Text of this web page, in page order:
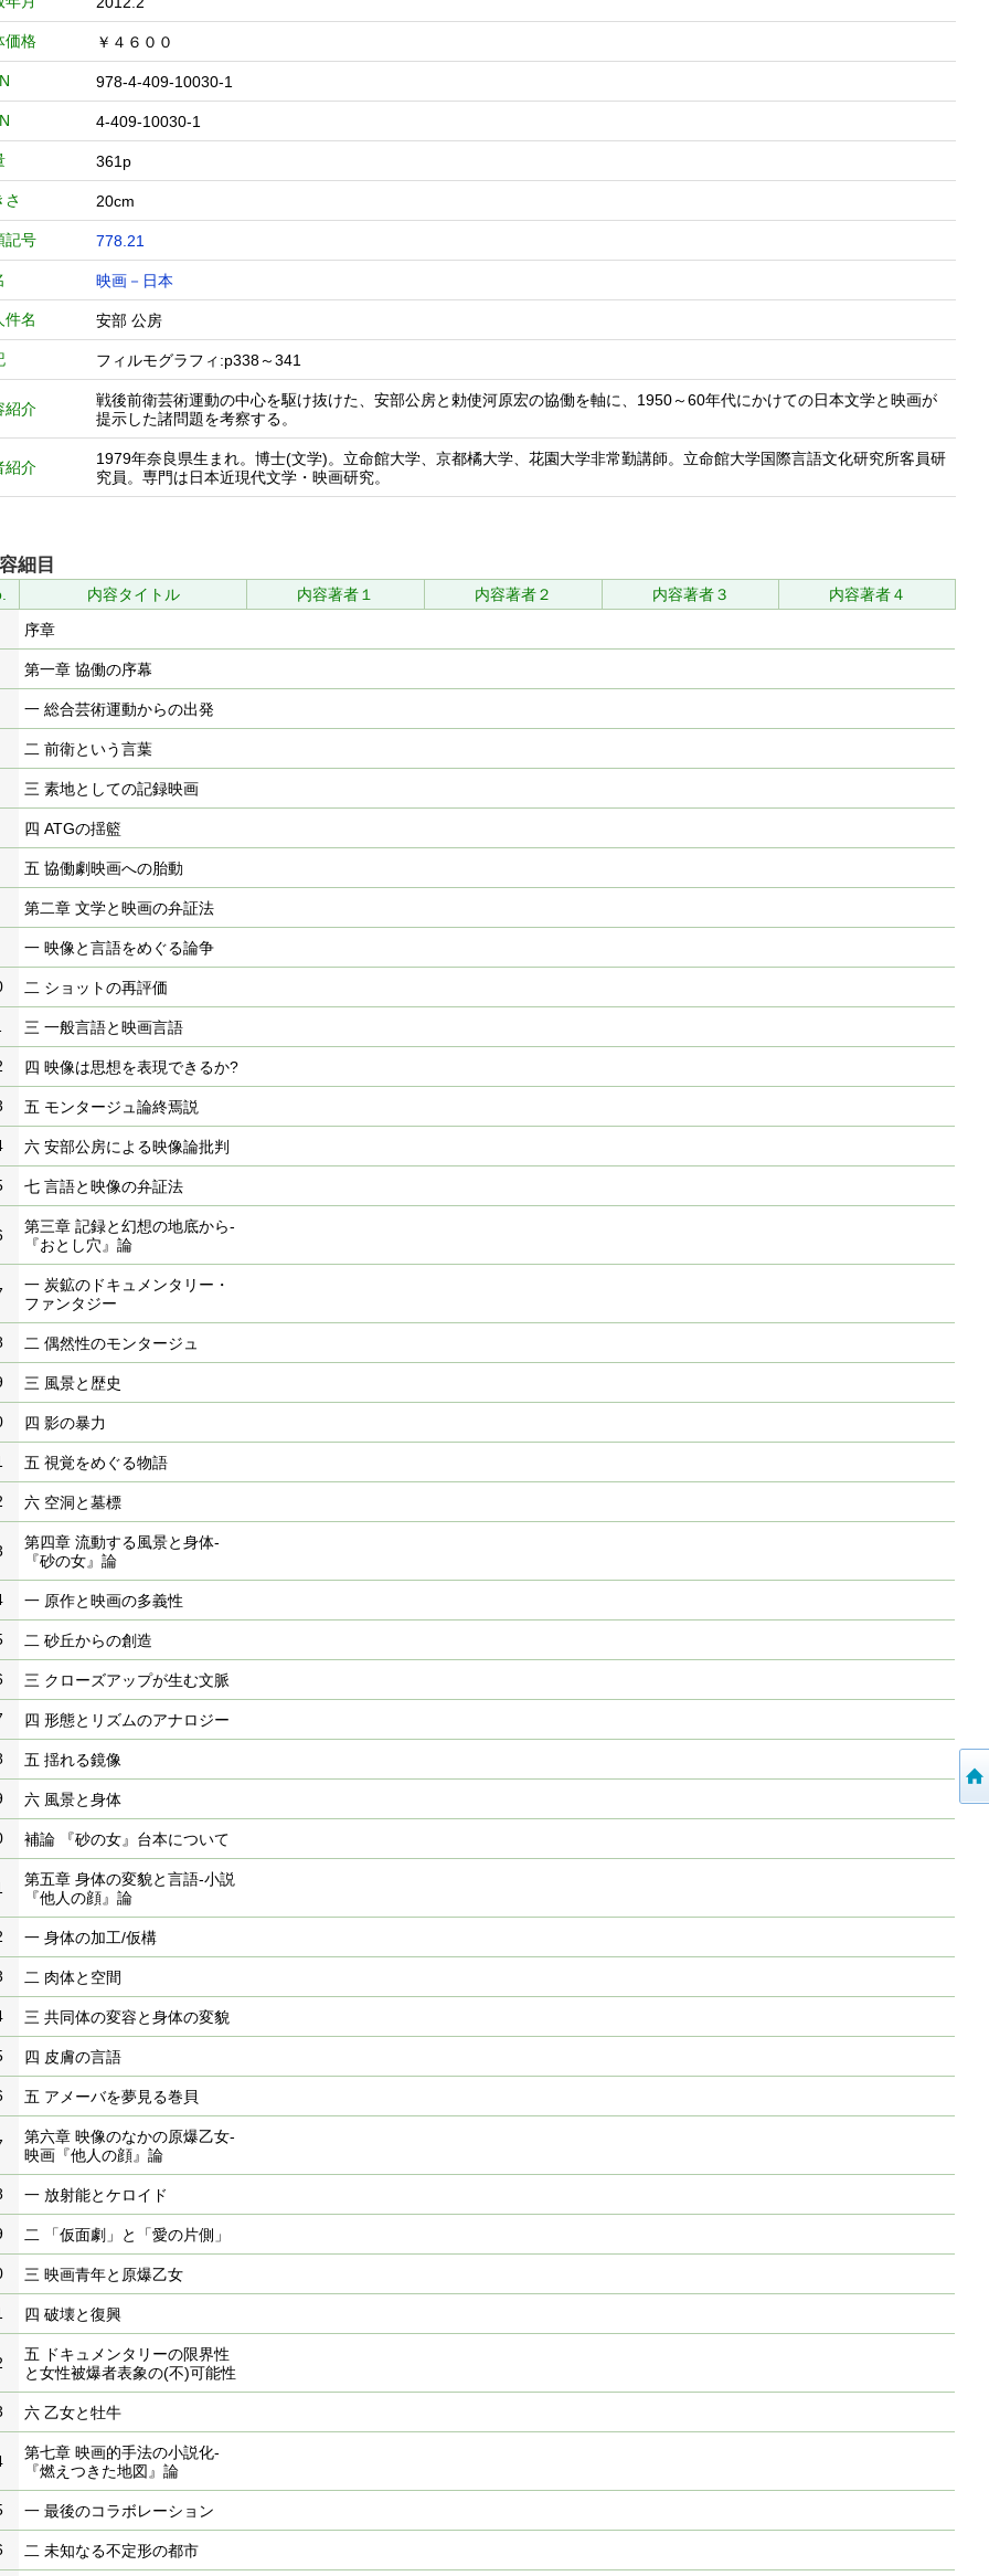
価格 ￥４６００
978-4-409-10030-1
4-409-10030-1
361p
さ 20cm
記号 778.21
映画－日本
件名 安部 公房
フィルモグラフィ:p338～341
紹介
戦後前衛芸術運動の中心を駆け抜けた、安部公房と勅使河原宏の協働を軸に、1950～60年代にかけての日本文学と映画が
提示した諸問題を考察する。
紹介
1979年奈良県生まれ。博士(文学)。立命館大学、京都橘大学、花園大学非常勤講師。立命館大学国際言語文化研究所客員研
究員。専門は日本近現代文学・映画研究。
細目
内容タイトル 内容著者１ 内容著者２ 内容著者３
内容著者４
序章
第一章 協働の序幕
一 総合芸術運動からの出発
二 前衛という言葉
三 素地としての記録映画
四 ATGの揺籃
五 協働劇映画への胎動
第二章 文学と映画の弁証法
一 映像と言語をめぐる論争
二 ショットの再評価
三 一般言語と映画言語
四 映像は思想を表現できるか?
五 モンタージュ論終焉説
六 安部公房による映像論批判
七 言語と映像の弁証法
第三章 記録と幻想の地底から-
『おとし穴』論
一 炭鉱のドキュメンタリー・
ファンタジー
二 偶然性のモンタージュ
三 風景と歴史
四 影の暴力
五 視覚をめぐる物語
六 空洞と墓標
第四章 流動する風景と身体-
『砂の女』論
一 原作と映画の多義性
二 砂丘からの創造
三 クローズアップが生む文脈
四 形態とリズムのアナロジー
五 揺れる鏡像
六 風景と身体
補論 『砂の女』台本について
第五章 身体の変貌と言語-小説
『他人の顔』論
一 身体の加工/仮構
二 肉体と空間
三 共同体の変容と身体の変貌
四 皮膚の言語
五 アメーバを夢見る巻貝
第六章 映像のなかの原爆乙女-
映画『他人の顔』論
一 放射能とケロイド
二 「仮面劇」と「愛の片側」
三 映画青年と原爆乙女
四 破壊と復興
五 ドキュメンタリーの限界性
と女性被爆者表象の(不)可能性
六 乙女と牡牛
第七章 映画的手法の小説化-
『燃えつきた地図』論
一 最後のコラボレーション
二 未知なる不定形の都市